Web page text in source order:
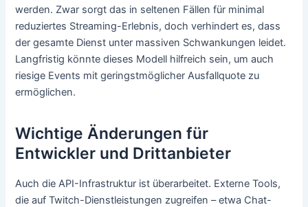
werden. Zwar sorgt das in seltenen Fällen für minimal
reduziertes Streaming-Erlebnis, doch verhindert es, dass
der gesamte Dienst unter massiven Schwankungen leidet.
Langfristig könnte dieses Modell hilfreich sein, um auch
riesige Events mit geringstmöglicher Ausfallquote zu
ermöglichen.
Wichtige Änderungen für
Entwickler und Drittanbieter
Auch die API-Infrastruktur ist überarbeitet. Externe Tools,
die auf Twitch-Dienstleistungen zugreifen – etwa Chat-